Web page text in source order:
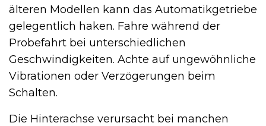
älteren Modellen kann das Automatikgetriebe
gelegentlich haken. Fahre während der
Probefahrt bei unterschiedlichen
Geschwindigkeiten. Achte auf ungewöhnliche
Vibrationen oder Verzögerungen beim
Schalten.
Die Hinterachse verursacht bei manchen